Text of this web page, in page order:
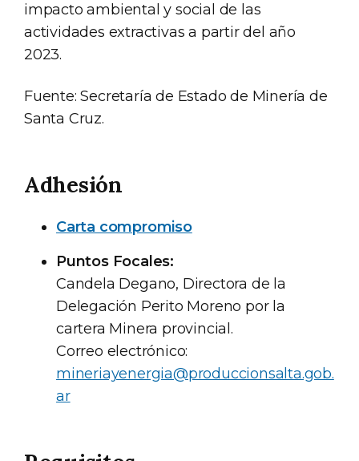
impacto ambiental y social de las
actividades extractivas a partir del año
2023.
Fuente: Secretaría de Estado de Minería de
Santa Cruz.
Adhesión
Carta compromiso
Puntos Focales:
Candela Degano, Directora de la
Delegación Perito Moreno por la
cartera Minera provincial.
Correo electrónico:
mineriayenergia@produccionsalta.gob.
ar